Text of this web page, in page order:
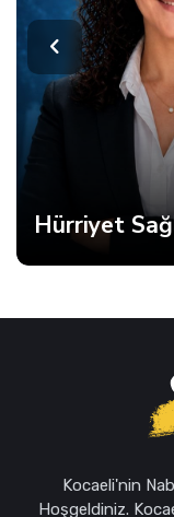
Çağrısı
Kocaeli'nin
Hoşgeldiniz.